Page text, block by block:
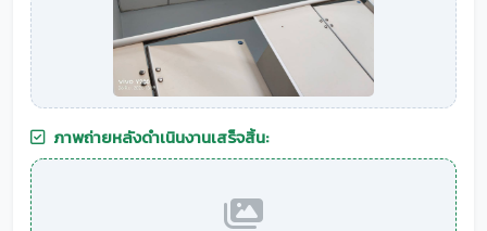
ภาพถ่ายหลังดำเนินงานเสร็จสิ้น: